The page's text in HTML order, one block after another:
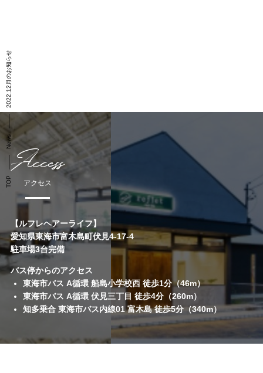
TOP
News
2022.12月のお知らせ
Access
アクセス
【ルフレヘアーライフ】
愛知県東海市富木島町伏見4-17-4
駐車場3台完備
バス停からのアクセス
東海市バス A循環 船島小学校西 徒歩1分（46m）
東海市バス A循環 伏見三丁目 徒歩4分（260m）
知多乗合 東海市バス内線01 富木島 徒歩5分（340m）